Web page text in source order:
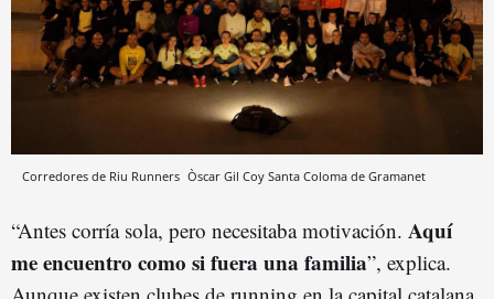
Corredores de Riu Runners Òscar Gil Coy Santa Coloma de Gramanet
“Antes corría sola, pero necesitaba motivación. Aquí
me encuentro como si fuera una familia”, explica.